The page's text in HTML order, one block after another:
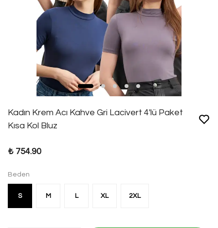
Kadın Krem Acı Kahve Gri Lacivert 4'lü Paket
Kısa Kol Bluz
₺ 754.90
Beden
S M L XL 2XL